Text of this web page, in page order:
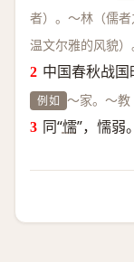
者）。～林（儒
温文尔雅的风貌）
中国春秋战国
例如 ～家。～教
同“懦”，懦弱。